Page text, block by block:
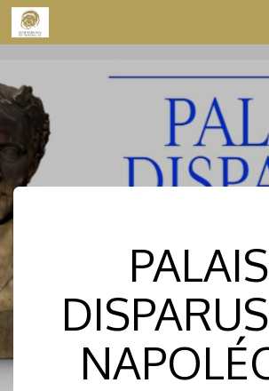
Skip to content
PALAIS